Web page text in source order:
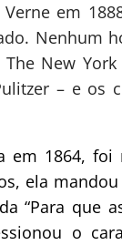
em
Nenhum
New
– e os
em 1864,
ela
“Para que
o